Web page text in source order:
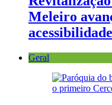
Meleiro
Geral